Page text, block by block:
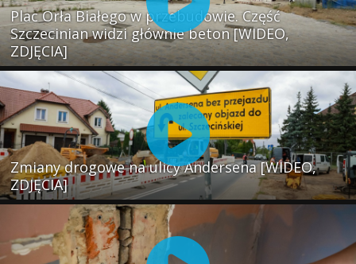
Plac Orła Białego w przebudowie. Część
Szczecinian widzi głównie beton [WIDEO,
ZDJĘCIA]
Zmiany drogowe na ulicy Andersena [WIDEO,
ZDJĘCIA]